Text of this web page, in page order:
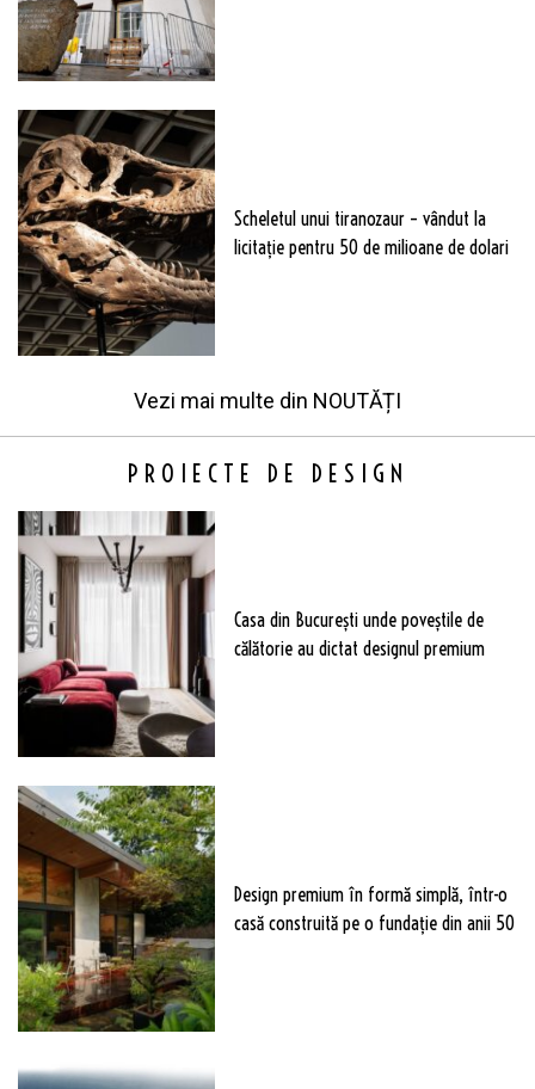
Scheletul unui tiranozaur – vândut la
licitație pentru 50 de milioane de dolari
Vezi mai multe din NOUTĂȚI
PROIECTE DE DESIGN
Casa din București unde poveștile de
călătorie au dictat designul premium
Design premium în formă simplă, într-o
casă construită pe o fundație din anii 50